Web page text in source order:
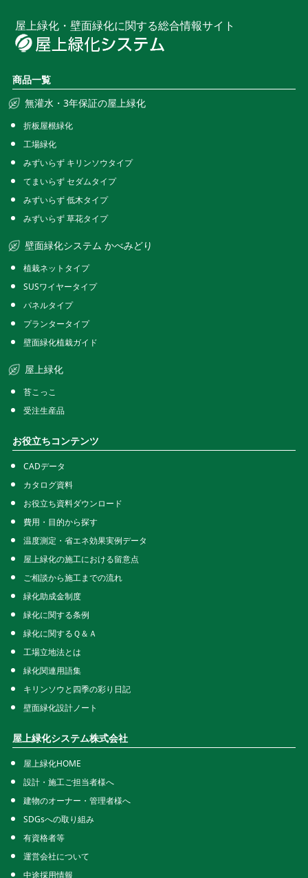
屋上緑化・壁面緑化に関する総合情報サイト
商品一覧
無灌水・3年保証の屋上緑化
折板屋根緑化
工場緑化
みずいらず キリンソウタイプ
てまいらず セダムタイプ
みずいらず 低木タイプ
みずいらず 草花タイプ
壁面緑化システム かべみどり
植栽ネットタイプ
SUSワイヤータイプ
パネルタイプ
プランタータイプ
壁面緑化植栽ガイド
屋上緑化
苔こっこ
受注生産品
お役立ちコンテンツ
CADデータ
カタログ資料
お役立ち資料ダウンロード
費用・目的から探す
温度測定・省エネ効果実例データ
屋上緑化の施工における留意点
ご相談から施工までの流れ
緑化助成金制度
緑化に関する条例
緑化に関するＱ＆Ａ
工場立地法とは
緑化関連用語集
キリンソウと四季の彩り日記
壁面緑化設計ノート
屋上緑化システム株式会社
屋上緑化HOME
設計・施工ご担当者様へ
建物のオーナー・管理者様へ
SDGsへの取り組み
有資格者等
運営会社について
中途採用情報